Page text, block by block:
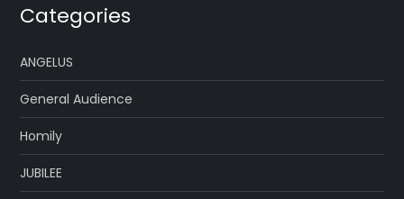
Categories
ANGELUS
General Audience
Homily
JUBILEE